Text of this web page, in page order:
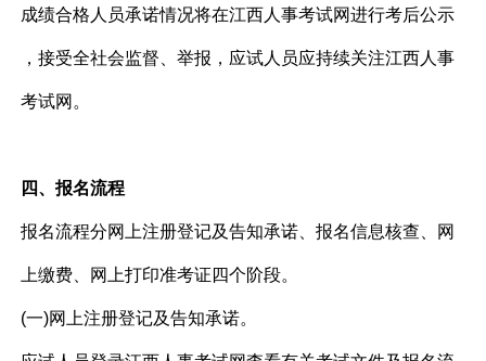
成绩合格人员承诺情况将在江西人事考试网进行考后公示
，接受全社会监督、举报，应试人员应持续关注江西人事
考试网。
四、报名流程
报名流程分网上注册登记及告知承诺、报名信息核查、网
上缴费、网上打印准考证四个阶段。
(一)网上注册登记及告知承诺。